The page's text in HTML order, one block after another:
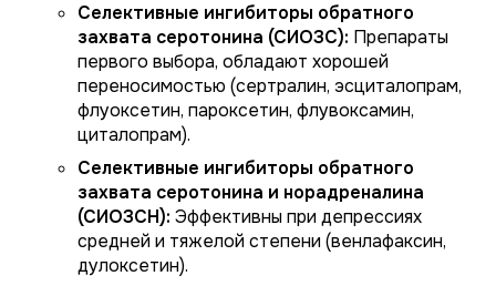
Селективные ингибиторы обратного
захвата серотонина (СИОЗС): Препараты
первого выбора, обладают хорошей
переносимостью (сертралин, эсциталопрам,
флуоксетин, пароксетин, флувоксамин,
циталопрам).
Селективные ингибиторы обратного
захвата серотонина и норадреналина
(СИОЗСН): Эффективны при депрессиях
средней и тяжелой степени (венлафаксин,
дулоксетин).